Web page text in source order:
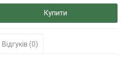
Купити
Відгуків (0)